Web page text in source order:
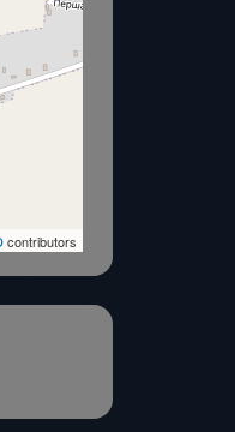
contributors